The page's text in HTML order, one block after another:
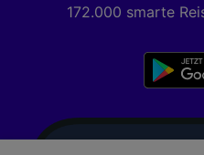
172.000 smarte